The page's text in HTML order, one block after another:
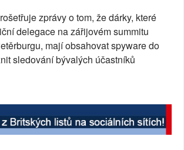
zprávy o tom, že dárky, které
delegace na zářijovém summitu
mají obsahovat spyware do
sledování bývalých účastníků